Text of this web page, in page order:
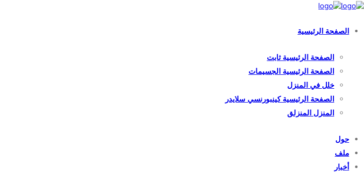
الصفحة الرئيسية
الصفحة الرئيسية ثابت
الصفحة الرئيسية الجسيمات
خلل في المنزل
الصفحة الرئيسية كينبورنسي سلايدر
المنزل المنزلق
حول
ملف
أخبار